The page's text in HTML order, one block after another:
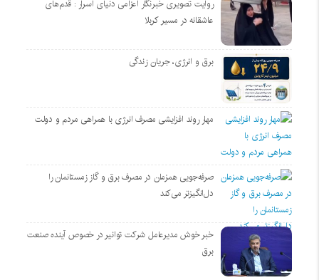
روایت تصویری خبرنگار اعزامی دنیای اسرار : قدم‌های
عاشقانه در مسیر کربلا
برق و انرژی، جریان زندگی
مهار روند افزایشی مصرف انرژی با همراهی مردم و دولت
صرفه‌جویی همزمان در مصرف برق و گاز زمستانمان را
دل‌انگیزتر می‌کند
خبر خوش مدیرعامل شرکت توانیر در خصوص آینده صنعت
برق